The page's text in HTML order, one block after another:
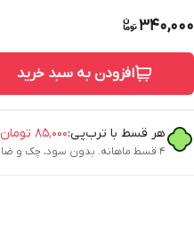
340,000
افزودن به سبد خرید
هر قسط با ترب‌پی:۸۵٬۰۰۰ تومان
۴ قسط ماهانه. بدون سود، چک و ضامن.